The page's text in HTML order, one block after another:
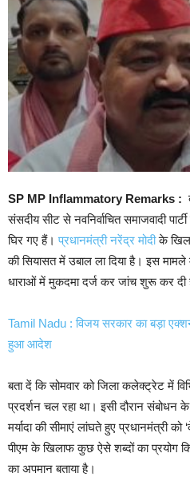
SP MP Inflammatory Remarks :
संसदीय सीट से नवनिर्वाचित समाजवादी
घिर गए हैं।प्रधानमंत्री नरेंद्र मोदीके
की सियासत में उबाल ला दिया है। इस
धाराओं में मुकदमा दर्ज कर जांच शुरू कर दी
Tamil Nadu : विजय सरकार का बड़ा
हुआ आदेश
बता दें कि सोमवार को जिला कलेक्ट्रेट में
प्रदर्शन चल रहा था। इसी दौरान
मर्यादा की सीमाएं लांघते हुए प्रधानमंत्री
पीएम के खिलाफ कुछ ऐसे शब्दों का प्रयोग
का अपमान बताया है।